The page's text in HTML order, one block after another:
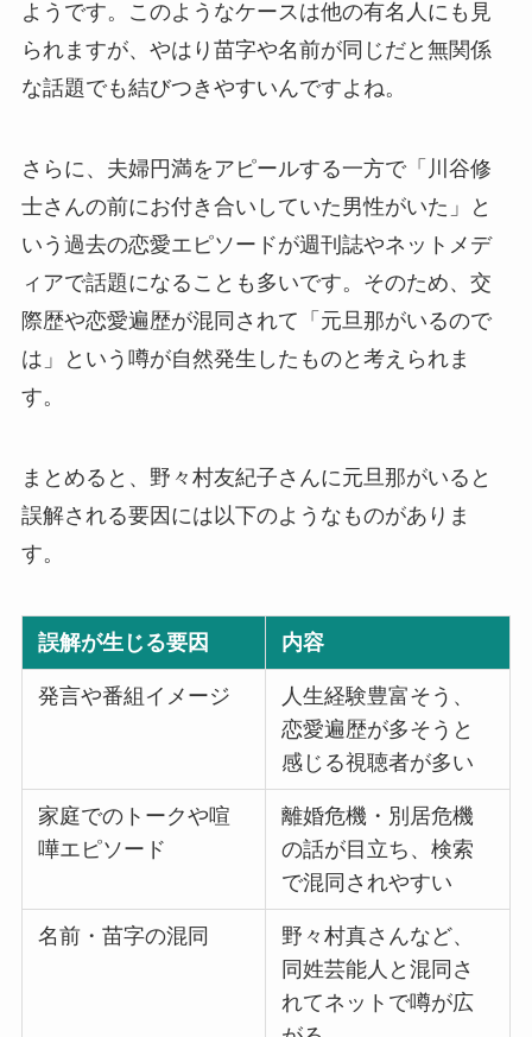
ようです。このようなケースは他の有名人にも見
られますが、やはり苗字や名前が同じだと無関係
な話題でも結びつきやすいんですよね。
さらに、夫婦円満をアピールする一方で「川谷修
士さんの前にお付き合いしていた男性がいた」と
いう過去の恋愛エピソードが週刊誌やネットメデ
ィアで話題になることも多いです。そのため、交
際歴や恋愛遍歴が混同されて「元旦那がいるので
は」という噂が自然発生したものと考えられま
す。
まとめると、野々村友紀子さんに元旦那がいると
誤解される要因には以下のようなものがありま
す。
誤解が生じる要因 内容
発言や番組イメージ
人生経験豊富そう、
恋愛遍歴が多そうと
感じる視聴者が多い
家庭でのトークや喧
嘩エピソード
離婚危機・別居危機
の話が目立ち、検索
で混同されやすい
名前・苗字の混同
野々村真さんなど、
同姓芸能人と混同さ
れてネットで噂が広